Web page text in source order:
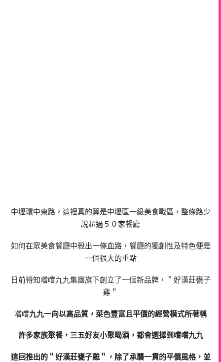
中壢環中東路，這裡真的算是中壢區一級美食戰區，整條路少
說超過５０家餐廳
如何在眾美食餐廳中殺出一條血路，餐廳的獨創性及特色便是
一個很大的重點
日前得知嚐嚐九九集團旗下創立了一個新品牌，＂好漢莊甕子
雞＂
嚐嚐九九一向以高品質，菜色豐富且平價的經營模式所著稱
許多家族聚餐，三五好友小聚喝酒，都會選擇到嚐嚐九九
這回推出的＂ 好漢莊甕子雞＂，除了承襲一貫的平價風格，並